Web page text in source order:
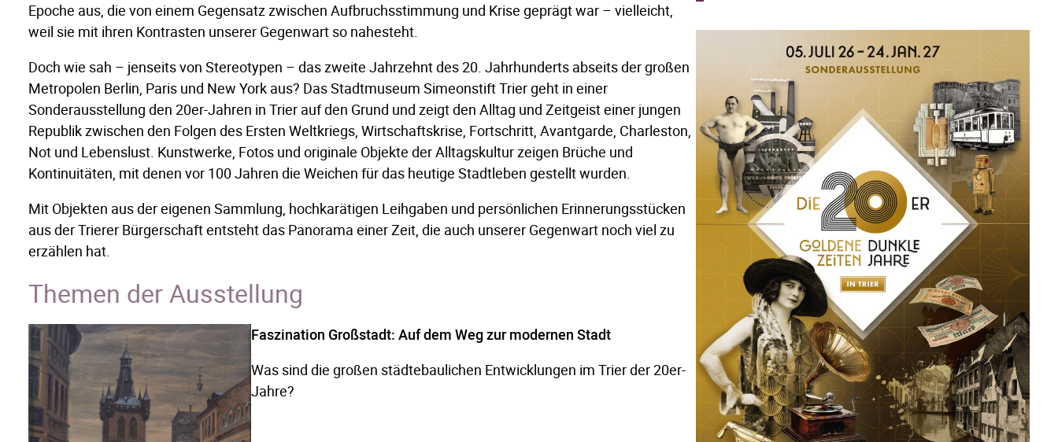
Epoche aus, die von einem Gegensatz zwischen Aufbruchsstimmung und Krise geprägt war – vielleicht,
weil sie mit ihren Kontrasten unserer Gegenwart so nahesteht.
Doch wie sah – jenseits von Stereotypen – das zweite Jahrzehnt des 20. Jahrhunderts abseits der großen
Metropolen Berlin, Paris und New York aus? Das Stadtmuseum Simeonstift Trier geht in einer
Sonderausstellung den 20er-Jahren in Trier auf den Grund und zeigt den Alltag und Zeitgeist einer jungen
Republik zwischen den Folgen des Ersten Weltkriegs, Wirtschaftskrise, Fortschritt, Avantgarde, Charleston,
Not und Lebenslust. Kunstwerke, Fotos und originale Objekte der Alltagskultur zeigen Brüche und
Kontinuitäten, mit denen vor 100 Jahren die Weichen für das heutige Stadtleben gestellt wurden.
Mit Objekten aus der eigenen Sammlung, hochkarätigen Leihgaben und persönlichen Erinnerungsstücken
aus der Trierer Bürgerschaft entsteht das Panorama einer Zeit, die auch unserer Gegenwart noch viel zu
erzählen hat.
Themen der Ausstellung
Faszination Großstadt: Auf dem Weg zur modernen Stadt
Was sind die großen städtebaulichen Entwicklungen im Trier der 20er-
Jahre?